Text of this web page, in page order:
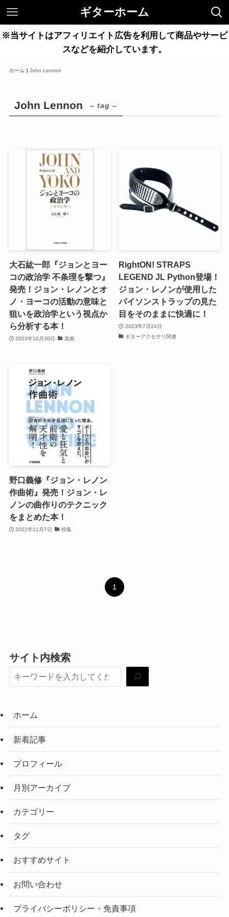
ギターホーム
※当サイトはアフィリエイト広告を利用して商品やサービ
スなどを紹介しています。
ホーム John Lennon
John Lennon – tag –
大石紘一郎『ジョンとヨー
コの政治学 不条理を撃つ』
発売！ジョン・レノンとオ
ノ・ヨーコの活動の意味と
狙いを政治学という視点か
ら分析する本！
2023年10月30日 楽曲
RightON! STRAPS
LEGEND JL Python登場！
ジョン・レノンが使用した
パイソンストラップの見た
目をそのままに快適に！
2023年7月24日
ギターアクセサリ関連
野口義修『ジョン・レノン
作曲術』発売！ジョン・レ
ノンの曲作りのテクニック
をまとめた本！
2022年11月7日 特集
1
サイト内検索
ホーム
新着記事
プロフィール
月別アーカイブ
カテゴリー
タグ
おすすめサイト
お問い合わせ
プライバシーポリシー・免責事項